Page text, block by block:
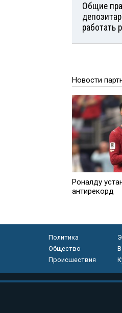
Общие
работать
Новости
Роналду
антирекорд
Политика
Общество
Происшествия